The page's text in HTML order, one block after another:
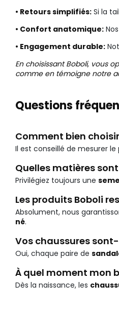
• Retours simplifiés: Si la
• Confort anatomique:
• Engagement durable:
En choisissant Boboli, vous
comme en témoigne notre
Questions
Comment bien
Il est conseillé de mesurer
Quelles matières
Privilégiez toujours une
Les produits Boboli
Absolument, nous
né.
Vos chaussures
Oui, chaque paire de
À quel moment mon
Dès la naissance, les